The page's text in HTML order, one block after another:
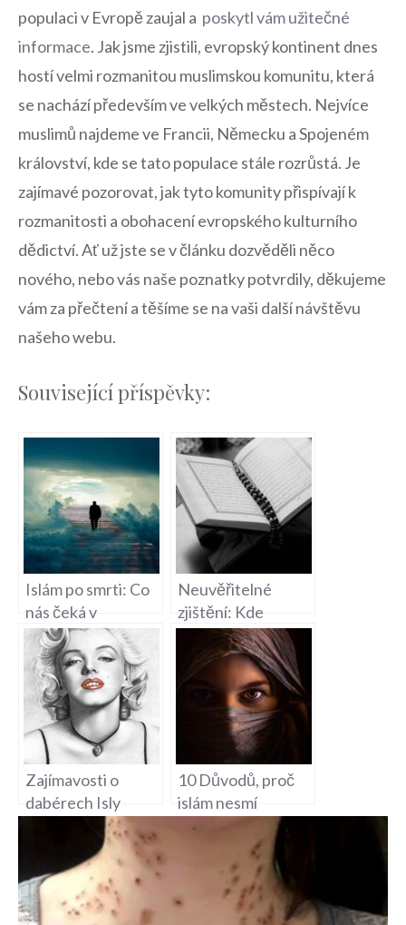
populaci v Evropě zaujal a ‍ poskytl vám ​užitečné
informace. Jak ​jsme zjistili, evropský kontinent dnes
hostí velmi⁢ rozmanitou muslimskou komunitu, ⁤která
se nachází především⁤ ve velkých městech. Nejvíce⁤
muslimů ‍najdeme ‍ve Francii, Německu a Spojeném
království,⁤ kde se‌ tato populace stále rozrůstá.⁤ Je
zajímavé pozorovat, jak ⁤tyto komunity přispívají k
rozmanitosti ⁤a obohacení evropského ⁤kulturního
⁣dědictví. Ať už⁢ jste se v článku dozvěděli⁤ něco‌
nového, ‌nebo vás naše ⁣poznatky potvrdily,‍ děkujeme
vám za přečtení a těšíme se na ​vaši další návštěvu
⁤našeho webu.
Související příspěvky:
Islám po smrti: Co
nás čeká v
posmrtném životě?
Neuvěřitelné
zjištění: Kde
prorazil islám ve
světě najevo?
Zajímavosti o
dabérech Isly
Fisher: Kdo skrývá
hlas za slavnou
herečkou?
10 Důvodů, proč
islám nesmí
vstoupit na českou